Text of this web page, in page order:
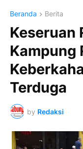
Beranda Berita
Keseruan
Kampung
Terduga
by Redaksi